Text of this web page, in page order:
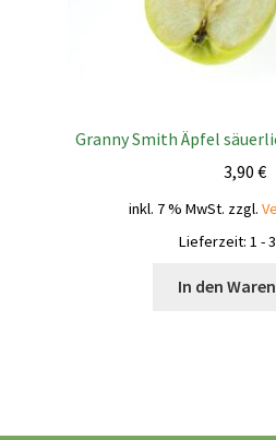
Granny Smith Äpfel
3,90 €
inkl. 7 % MwSt. zzgl.
Lieferzeit: 1 -
In den